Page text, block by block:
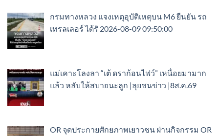
กรมทางหลวง แจงเหตุอุบัติเหตุบน M6 ยืนยัน รถ
เทรลเลอร์ ได้รั 2026-08-09 09:50:00
แม่เคาะโลงลา “เต้ ดราก้อนไฟว์” เหนื่อยมามาก
แล้ว หลับให้สบายนะลูก |ลุยชนข่าว |8ส.ค.69
OR จุดประกายศักยภาพเยาวชน ผ่านกิจกรรม OR